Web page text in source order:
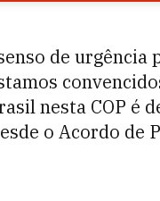
de urgência
nesta COP é
o Acordo de